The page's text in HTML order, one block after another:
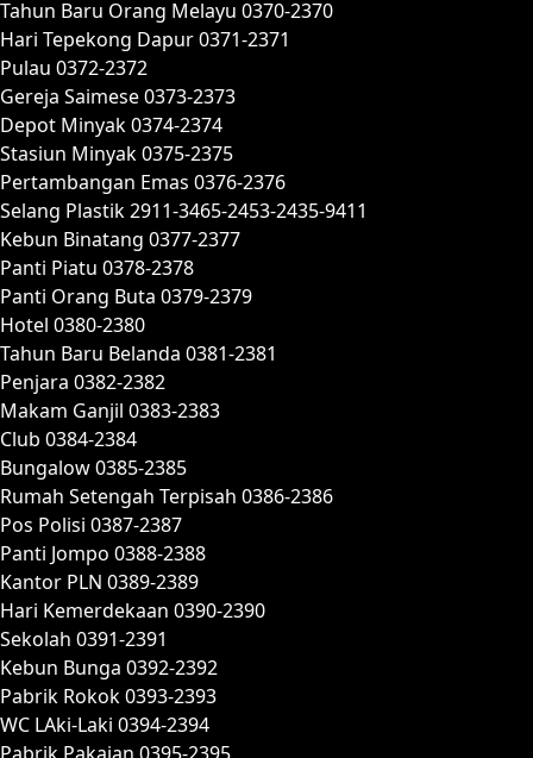
Tahun Baru Orang Melayu 0370-2370
Hari Tepekong Dapur 0371-2371
Pulau 0372-2372
Gereja Saimese 0373-2373
Depot Minyak 0374-2374
Stasiun Minyak 0375-2375
Pertambangan Emas 0376-2376
Selang Plastik 2911-3465-2453-2435-9411
Kebun Binatang 0377-2377
Panti Piatu 0378-2378
Panti Orang Buta 0379-2379
Hotel 0380-2380
Tahun Baru Belanda 0381-2381
Penjara 0382-2382
Makam Ganjil 0383-2383
Club 0384-2384
Bungalow 0385-2385
Rumah Setengah Terpisah 0386-2386
Pos Polisi 0387-2387
Panti Jompo 0388-2388
Kantor PLN 0389-2389
Hari Kemerdekaan 0390-2390
Sekolah 0391-2391
Kebun Bunga 0392-2392
Pabrik Rokok 0393-2393
WC LAki-Laki 0394-2394